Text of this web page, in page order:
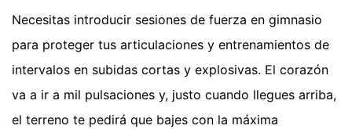
Necesitas introducir sesiones de fuerza en gimnasio
para proteger tus articulaciones y entrenamientos de
intervalos en subidas cortas y explosivas. El corazón
va a ir a mil pulsaciones y, justo cuando llegues arriba,
el terreno te pedirá que bajes con la máxima